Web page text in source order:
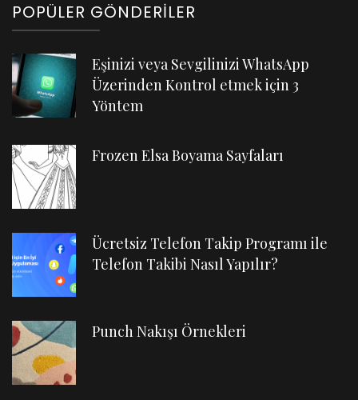
POPÜLER GÖNDERILER
Eşinizi veya Sevgilinizi WhatsApp
Üzerinden Kontrol etmek için 3
Yöntem
Frozen Elsa Boyama Sayfaları
Ücretsiz Telefon Takip Programı ile
Telefon Takibi Nasıl Yapılır?
Punch Nakışı Örnekleri